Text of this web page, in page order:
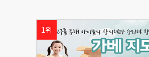
1위